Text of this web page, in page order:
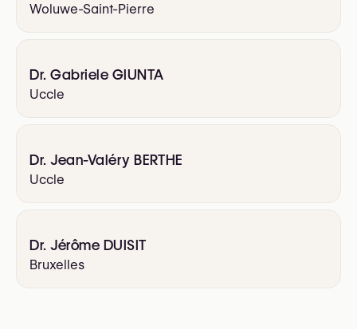
Woluwe-Saint-Pierre
Dr. Gabriele GIUNTA
Uccle
Dr. Jean-Valéry BERTHE
Uccle
Dr. Jérôme DUISIT
Bruxelles